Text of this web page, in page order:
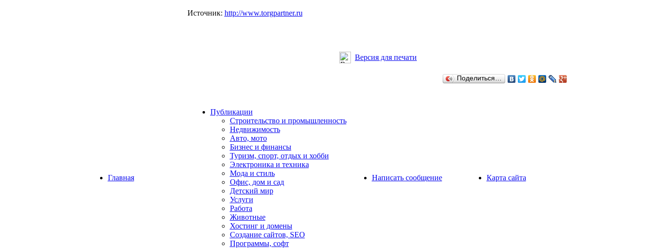
Источник: http://www.torgpartner.ru
Версия для печати
Поделиться…
Главная
Публикации
Строительство и промышленность
Недвижимость
Авто, мото
Бизнес и финансы
Туризм, спорт, отдых и хобби
Электроника и техника
Мода и стиль
Офис, дом и cад
Детский мир
Услуги
Работа
Животные
Хостинг и домены
Создание сайтов, SEO
Программы, софт
Написать сообщение Карта сайта